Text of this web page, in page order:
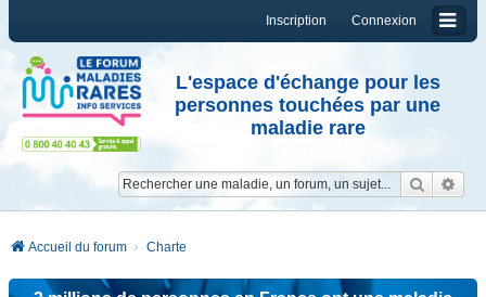
Connexion
Inscription
L'espace d'échange pour les
personnes touchées par une
maladie rare
Accueil du forum Charte